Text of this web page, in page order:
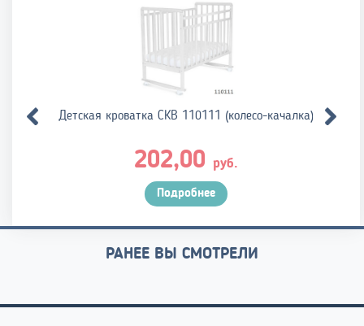
Детская кроватка СКВ 110111 (колесо-качалка)
202,00 руб.
Подробнее
РАНЕЕ ВЫ СМОТРЕЛИ